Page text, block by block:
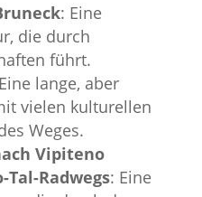
: Eine
die durch
führt.
lange, aber
vielen kulturellen
Weges.
Vipiteno
Radwegs: Eine